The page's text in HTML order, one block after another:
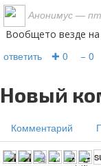
Анонимус —
вообщето везде
ответить ✚ 0 − 0
Новый
Комментарий